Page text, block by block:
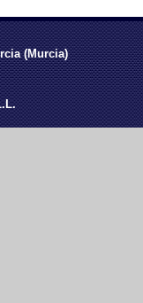
(Murcia)